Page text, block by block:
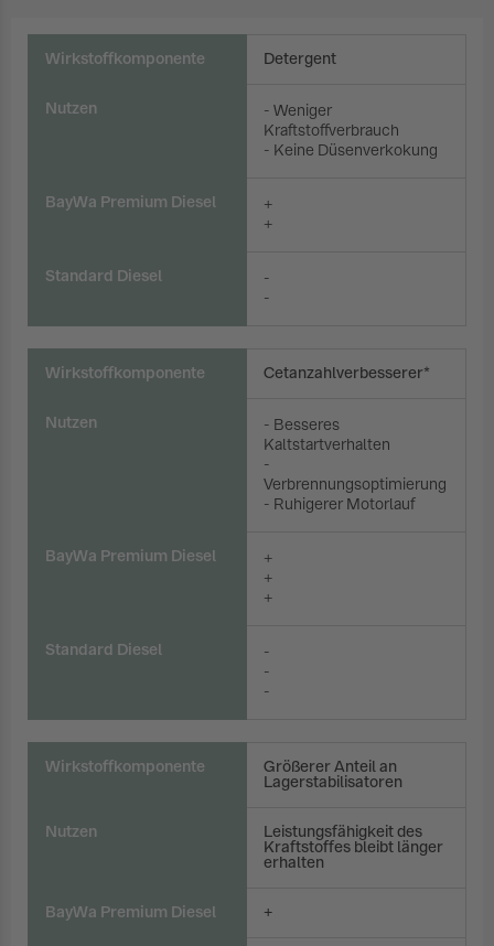
Wirkstoffkomponente Detergent
Nutzen
- Weniger
Kraftstoffverbrauch
- Keine Düsenverkokung
BayWa Premium Diesel
+
+
Standard Diesel
-
-
Wirkstoffkomponente Cetanzahlverbesserer*
Nutzen
- Besseres
Kaltstartverhalten
-
Verbrennungsoptimierung
- Ruhigerer Motorlauf
BayWa Premium Diesel
+
+
+
Standard Diesel
-
-
-
Wirkstoffkomponente
Größerer Anteil an
Lagerstabilisatoren
Nutzen
Leistungsfähigkeit des
Kraftstoffes bleibt länger
erhalten
BayWa Premium Diesel +